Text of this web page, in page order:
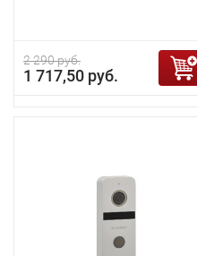
2 290 руб.
1 717,50 руб.